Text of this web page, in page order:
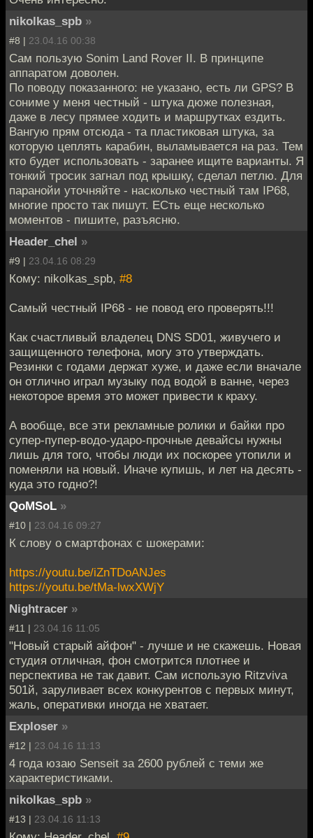
nikolkas_spb »
#8 | 23.04.16 00:38
Сам пользую Sonim Land Rover II. В принципе
аппаратом доволен.
По поводу показанного: не указано, есть ли GPS? В
сониме у меня честный - штука дюже полезная,
даже в лесу прямее ходить и маршрутках ездить.
Вангую прям отсюда - та пластиковая штука, за
которую цеплять карабин, выламывается на раз. Тем
кто будет использовать - заранее ищите варианты. Я
тонкий тросик загнал под крышку, сделал петлю. Для
паранойи уточняйте - насколько честный там IP68,
многие просто так пишут. ЕСть еще несколько
моментов - пишите, разъясню.
Header_chel »
#9 | 23.04.16 08:29
Кому: nikolkas_spb, #8
Самый честный IP68 - не повод его проверять!!!
Как счастливый владелец DNS SD01, живучего и
защищенного телефона, могу это утверждать.
Резинки с годами держат хуже, и даже если вначале
он отлично играл музыку под водой в ванне, через
некоторое время это может привести к краху.
А вообще, все эти рекламные ролики и байки про
супер-пупер-водо-ударо-прочные девайсы нужны
лишь для того, чтобы люди их поскорее утопили и
поменяли на новый. Иначе купишь, и лет на десять -
куда это годно?!
QoMSoL »
#10 | 23.04.16 09:27
К слову о смартфонах с шокерами:
https://youtu.be/iZnTDoANJes
https://youtu.be/tMa-lwxXWjY
Nightracer »
#11 | 23.04.16 11:05
"Новый старый айфон" - лучше и не скажешь. Новая
студия отличная, фон смотрится плотнее и
перспектива не так давит. Сам использую Ritzviva
501й, заруливает всех конкурентов с первых минут,
жаль, оперативки иногда не хватает.
Exploser »
#12 | 23.04.16 11:13
4 года юзаю Senseit за 2600 рублей с теми же
характеристиками.
nikolkas_spb »
#13 | 23.04.16 11:13